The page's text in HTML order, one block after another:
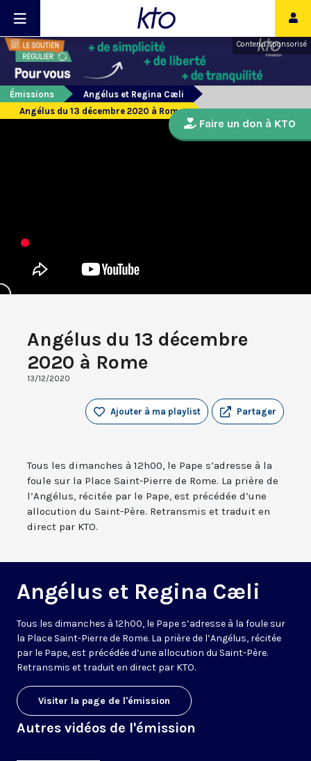
Contenu sponsorisé
Émissions
Angélus et Regina Cæli
Angélus du 13 décembre 2020 à Rome
Angélus du 13 décembre
2020 à Rome
13/12/2020
Partager
Ajouter à ma playlist
Tous les dimanches à 12h00, le Pape s’adresse à la
foule sur la Place Saint-Pierre de Rome. La prière de
l’Angélus, récitée par le Pape, est précédée d’une
allocution du Saint-Père. Retransmis et traduit en
direct par KTO.
Angélus et Regina Cæli
Tous les dimanches à 12h00, le Pape s’adresse à la foule sur
la Place Saint-Pierre de Rome. La prière de l’Angélus, récitée
par le Pape, est précédée d’une allocution du Saint-Père.
Retransmis et traduit en direct par KTO.
Visiter la page de l'émission
Autres vidéos de l'émission
Faire un don à KTO